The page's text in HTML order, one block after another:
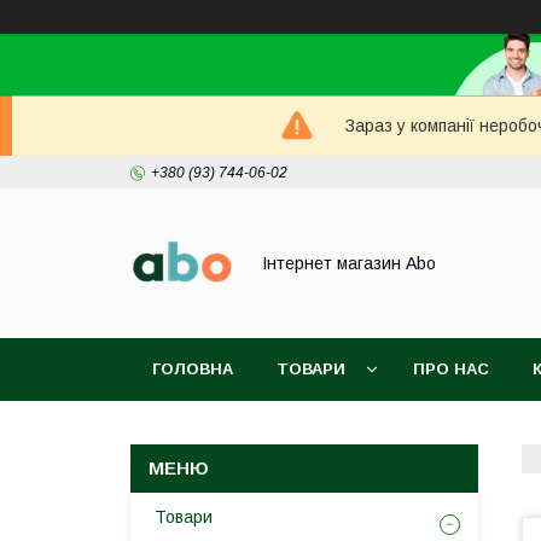
Зараз у компанії
+380 (93) 744-06-02
Інтернет магазин Abo
ГОЛОВНА ТОВАРИ ПРО НАС
Товари